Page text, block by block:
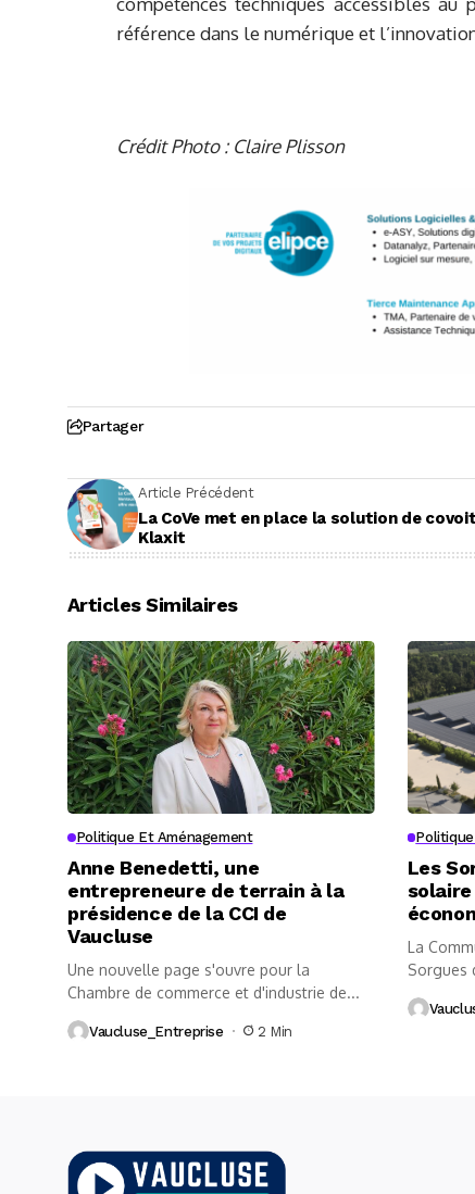
référence dans le numérique et
Crédit Photo : Claire Plisson
Partager
Article Précédent
La CoVe met en place la solution de
Klaxit
Articles Similaires
Politique Et Aménagement
Anne Benedetti, une
entrepreneure de terrain à la
présidence de la CCI de
Vaucluse
Une nouvelle page s'ouvre pour la
Chambre de commerce et d'industrie de...
Vaucluse_Entreprise 2 Min
Les
La
Sorgues